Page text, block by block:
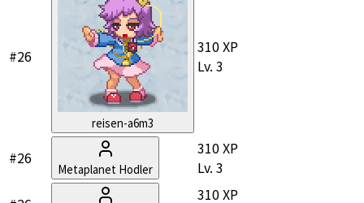
#26
reisen-a6m3
310 XP
Lv. 3
#26
Metaplanet Hodler
310 XP
Lv. 3
310 XP